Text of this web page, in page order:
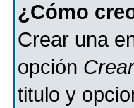
¿Cómo
Crear una
opción
titulo y